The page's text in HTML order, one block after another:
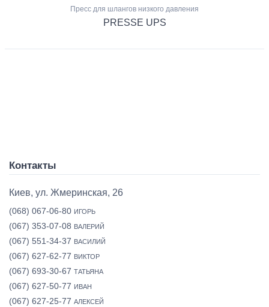
Пресс для шлангов низкого давления
PRESSE UPS
Контакты
Киев, ул. Жмеринская, 26
(068) 067-06-80 ИГОРЬ
(067) 353-07-08 ВАЛЕРИЙ
(067) 551-34-37 ВАСИЛИЙ
(067) 627-62-77 ВИКТОР
(067) 693-30-67 ТАТЬЯНА
(067) 627-50-77 ИВАН
(067) 627-25-77 АЛЕКСЕЙ